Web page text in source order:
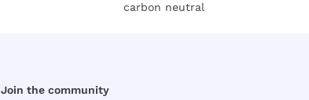
carbon neutral
Join the community